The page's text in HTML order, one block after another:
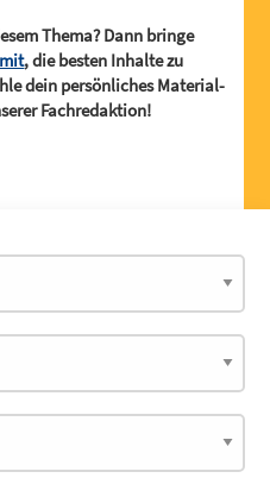
Thema? Dann bringe
, die besten Inhalte zu
dein persönliches Material-
Fachredaktion!